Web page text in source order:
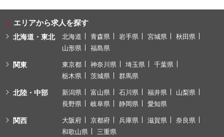
エリアから求人を探す
北海道・東北 北海道 青森県 岩手県 宮城県
秋田県
山形県
福島県
関東 東京都 神奈川県 埼玉県
千葉県
栃木県
茨城県 群馬県
北陸・中部 新潟県 富山県 石川県 福井県
山梨県
長野県
岐阜県 静岡県 愛知県
関西 大阪府 京都府 兵庫県 滋賀県
奈良県
和歌山県
三重県